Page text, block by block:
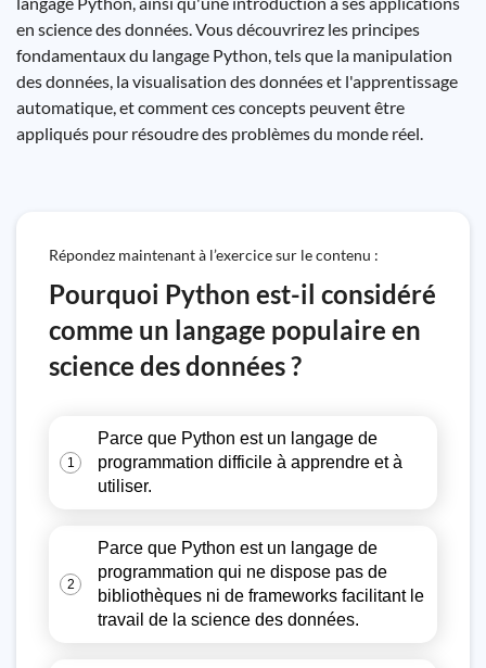
en science des données. Vous découvrirez les principes
fondamentaux du langage Python, tels que la manipulation
des données, la visualisation des données et l'apprentissage
automatique, et comment ces concepts peuvent être
appliqués pour résoudre des problèmes du monde réel.
Répondez maintenant à l’exercice sur le contenu :
Pourquoi Python est-il considéré
comme un langage populaire en
science des données ?
1
Parce que Python est un langage de
programmation difficile à apprendre et à
utiliser.
2
Parce que Python est un langage de
programmation qui ne dispose pas de
bibliothèques ni de frameworks facilitant le
travail de la science des données.